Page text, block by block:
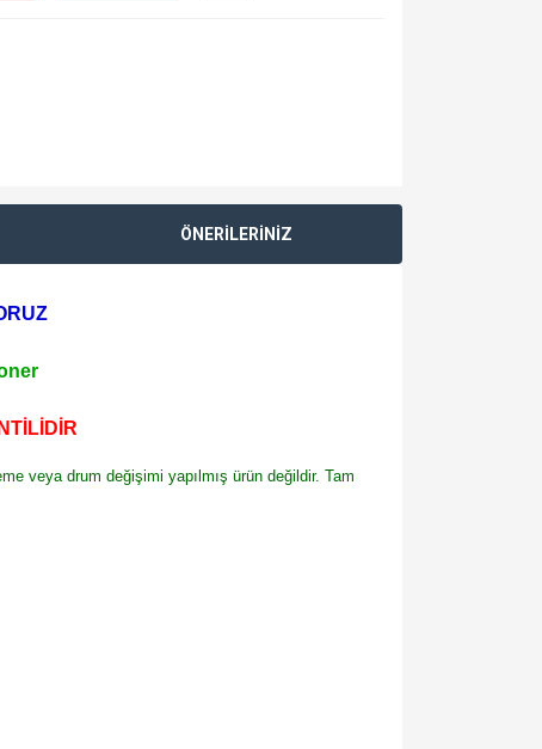
ÖNERİLERİNİZ
veya drum değişimi yapılmış ürün değildir. Tam